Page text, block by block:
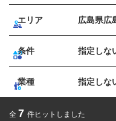
エリア 広島県広
条件 指定しな
業種 指定しな
全 7 件ヒットしました